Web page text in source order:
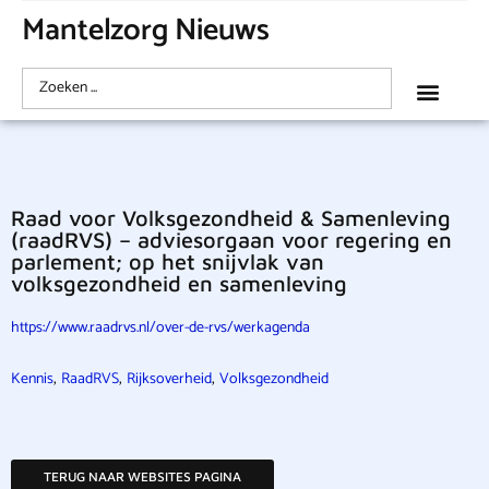
Mantelzorg Nieuws
Raad voor Volksgezondheid & Samenleving
(raadRVS) – adviesorgaan voor regering en
parlement; op het snijvlak van
volksgezondheid en samenleving
https://www.raadrvs.nl/over-de-rvs/werkagenda
Kennis, RaadRVS, Rijksoverheid, Volksgezondheid
TERUG NAAR WEBSITES PAGINA